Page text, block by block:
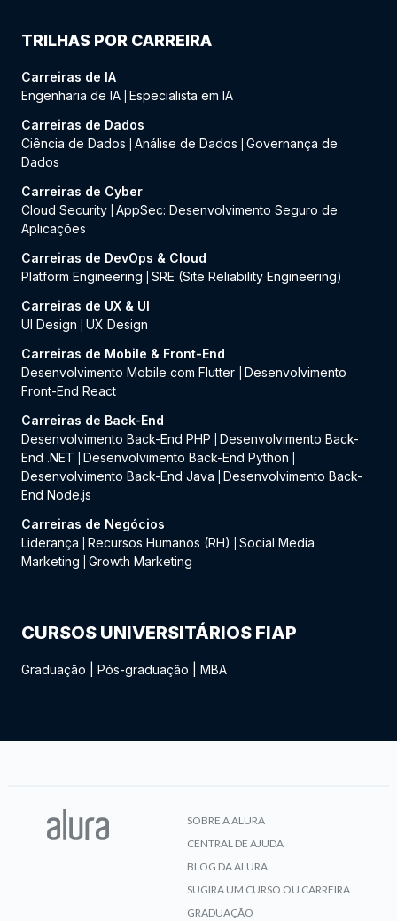
TRILHAS POR CARREIRA
Carreiras de IA
Engenharia de IA Especialista em IA
Carreiras de Dados
Ciência de Dados
Análise de Dados
Governança de
Dados
Carreiras de Cyber
Cloud Security AppSec: Desenvolvimento Seguro de
Aplicações
Carreiras de DevOps & Cloud
Platform Engineering
SRE (Site Reliability Engineering)
Carreiras de UX & UI
UI Design
UX Design
Carreiras de Mobile & Front-End
Desenvolvimento Mobile com Flutter
Desenvolvimento
Front-End React
Carreiras de Back-End
Desenvolvimento Back-End PHP
Desenvolvimento Back-
End .NET
Desenvolvimento Back-End Python
Desenvolvimento Back-End Java
Desenvolvimento Back-
End Node.js
Carreiras de Negócios
Liderança
Recursos Humanos (RH)
Social Media
Marketing
Growth Marketing
CURSOS UNIVERSITÁRIOS FIAP
Graduação Pós-graduação MBA
SOBRE A ALURA
CENTRAL DE AJUDA
BLOG DA ALURA
SUGIRA UM CURSO OU CARREIRA
GRADUAÇÃO